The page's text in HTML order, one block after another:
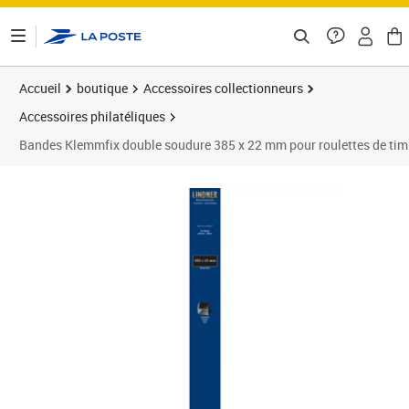
Accueil boutique
Accessoires collectionneurs
Accessoires philatéliques
Bandes Klemmfix double soudure 385 x 22 mm pour roulettes de